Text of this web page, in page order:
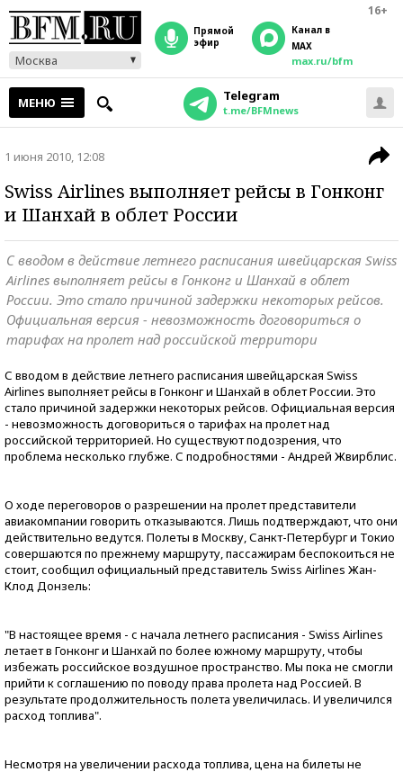
16+
Москва
прямой
эфир
Канал в
MAX
max.ru/bfm
МЕНЮ Telegram
t.me/BFMnews
1 июня 2010, 12:08
Swiss Airlines выполняет рейсы в Гонконг
и Шанхай в облет России
С вводом в действие летнего расписания швейцарская Swiss
Airlines выполняет рейсы в Гонконг и Шанхай в облет
России. Это стало причиной задержки некоторых рейсов.
Официальная версия - невозможность договориться о
тарифах на пролет над российской территори
С вводом в действие летнего расписания швейцарская Swiss
Airlines выполняет рейсы в Гонконг и Шанхай в облет России. Это
стало причиной задержки некоторых рейсов. Официальная версия
- невозможность договориться о тарифах на пролет над
российской территорией. Но существуют подозрения, что
проблема несколько глубже. С подробностями - Андрей Жвирблис.
О ходе переговоров о разрешении на пролет представители
авиакомпании говорить отказываются. Лишь подтверждают, что они
действительно ведутся. Полеты в Москву, Санкт-Петербург и Токио
совершаются по прежнему маршруту, пассажирам беспокоиться не
стоит, сообщил официальный представитель Swiss Airlines Жан-
Клод Донзель:
"В настоящее время - с начала летнего расписания - Swiss Airlines
летает в Гонконг и Шанхай по более южному маршруту, чтобы
избежать российское воздушное пространство. Мы пока не смогли
прийти к соглашению по поводу права пролета над Россией. В
результате продолжительность полета увеличилась. И увеличился
расход топлива".
Несмотря на увеличении расхода топлива, цена на билеты не